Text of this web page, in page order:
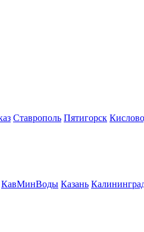
Ставрополь Пятигорск
КавМинВоды Казань